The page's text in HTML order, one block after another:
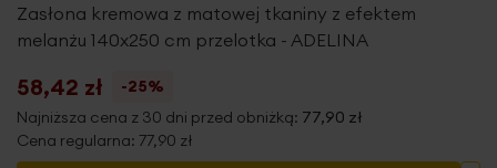
Zasłona kremowa z matowej tkaniny z efektem
melanżu 140x250 cm przelotka - ADELINA
58,42 zł
-25%
Najniższa cena z 30 dni przed obniżką: 77,90 zł
Cena regularna: 77,90 zł